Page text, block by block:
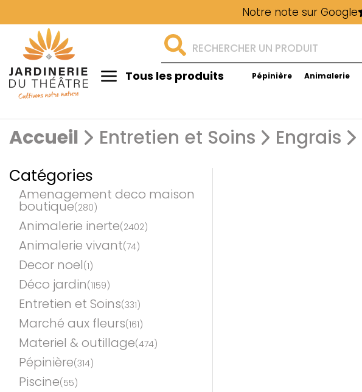
Notre note sur Google
Tous les produits Pépinière Animalerie
Accueil Entretien et Soins Engrais
Catégories
Amenagement deco maison
boutique(280)
Animalerie inerte(2402)
Animalerie vivant(74)
Decor noel(1)
Déco jardin(1159)
Entretien et Soins(331)
Marché aux fleurs(161)
Materiel & outillage(474)
Pépinière(314)
Piscine(55)